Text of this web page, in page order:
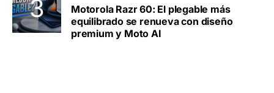
Motorola Razr 60: El plegable más
equilibrado se renueva con diseño
premium y Moto AI